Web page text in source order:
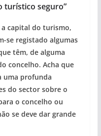
turístico seguro”
capital do turismo,
se registado algumas
têm, de alguma
concelho. Acha que
uma profunda
do sector sobre o
o concelho ou
se deve dar grande